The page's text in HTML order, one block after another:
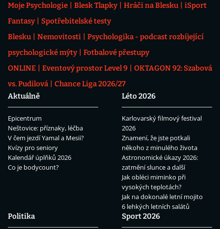
Moje Psychologie Blesk Tlapky Hráči na Blesku
iSport
Fantasy
Spotřebitelské testy
Blesku
Nemovitosti
Psychologika - podcast rozbíjející
psychologické mýty
Fotbalové přestupy
ONLINE
Eventový prostor Level 9
OKTAGON 92: Szabová
vs. Pudilová
Chance Liga 2026/27
Aktuálně
Epicentrum
Neštovice: příznaky, léčba
V čem jezdí Yamal a Mesii?
Kvízy pro seniory
Kalendář úplňků 2026
Co je bodycount?
Léto 2026
Karlovarský filmový festival
2026
Znamení, že jste potkali
někoho z minulého života
Astronomické úkazy 2026:
zatmění slunce a další
Jak obléci miminko při
vysokých teplotách?
Jak na dokonalé letní mojito
6 lehkých letních salátů
Politika
Sport 2026